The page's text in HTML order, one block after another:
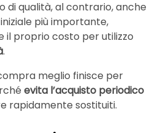
di qualità, al contrario, anche
più importante,
il proprio costo per utilizzo
.
meglio finisce per
evita l’acquisto periodico
rapidamente sostituiti.